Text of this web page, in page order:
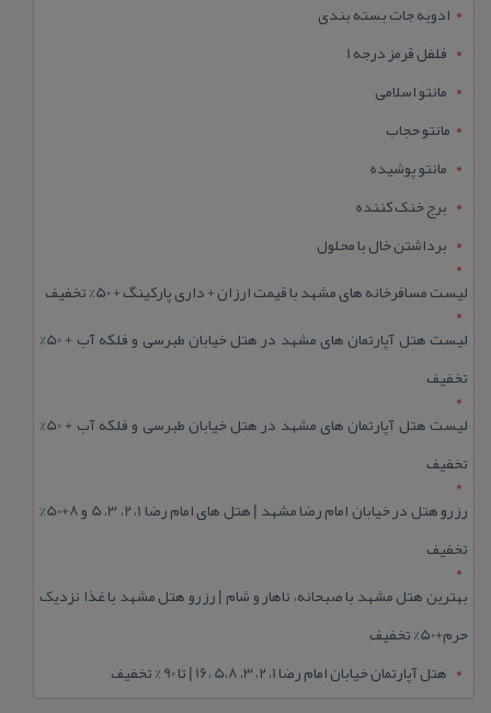
ادویه جات بسته بندی
فلفل قرمز درجه 1
مانتو اسلامی
مانتو حجاب
مانتو پوشیده
برج خنک کننده
برداشتن خال با محلول
لیست مسافرخانه های مشهد با قیمت ارزان + داری پارکینگ + 50% تخفیف
لیست هتل آپارتمان های مشهد در هتل خیابان طبرسی و فلکه آب + 50%
تخفیف
لیست هتل آپارتمان های مشهد در هتل خیابان طبرسی و فلکه آب + 50%
تخفیف
رزرو هتل در خیابان امام رضا مشهد | هتل‌ های امام رضا 1، 2، 3، 5 و 8+50%
تخفیف
بهترین هتل مشهد با صبحانه، ناهار و شام | رزرو هتل مشهد با غذا نزدیک
حرم+50% تخفیف
هتل آپارتمان خیابان امام رضا 1، 2، 3، 5،8 ،16 | تا 90 % تخفیف